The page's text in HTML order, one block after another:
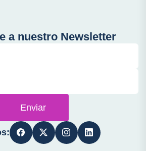
a nuestro Newsletter
Enviar